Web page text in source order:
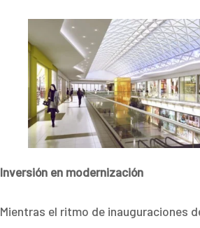
Inversión en modernización
Mientras el ritmo de inauguraciones